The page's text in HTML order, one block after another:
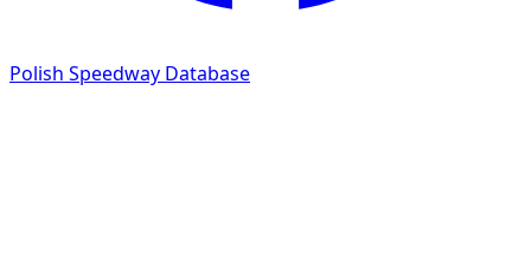
Polish Speedway Database